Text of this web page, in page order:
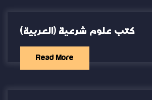
(العربية) كتب علوم شرعية
Read More